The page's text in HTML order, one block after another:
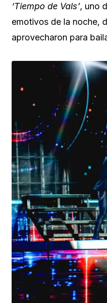
‘Tiempo de Vals’, uno
emotivos de la noche,
aprovecharon para